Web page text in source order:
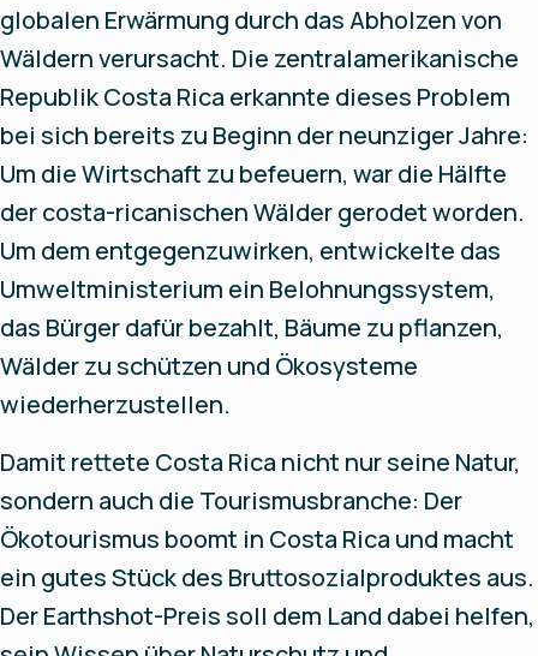
globalen Erwärmung durch das Abholzen von
Wäldern verursacht. Die zentralamerikanische
Republik Costa Rica erkannte dieses Problem
bei sich bereits zu Beginn der neunziger Jahre:
Um die Wirtschaft zu befeuern, war die Hälfte
der costa-ricanischen Wälder gerodet worden.
Um dem entgegenzuwirken, entwickelte das
Umweltministerium ein Belohnungssystem,
das Bürger dafür bezahlt, Bäume zu pflanzen,
Wälder zu schützen und Ökosysteme
wiederherzustellen.
Damit rettete Costa Rica nicht nur seine Natur,
sondern auch die Tourismusbranche: Der
Ökotourismus boomt in Costa Rica und macht
ein gutes Stück des Bruttosozialproduktes aus.
Der Earthshot-Preis soll dem Land dabei helfen,